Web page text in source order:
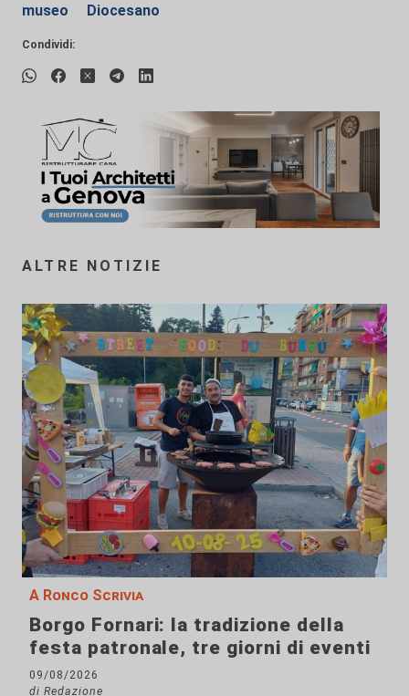
museo
Diocesano
Condividi:
ALTRE NOTIZIE
A Ronco Scrivia
Borgo Fornari: la tradizione della
festa patronale, tre giorni di eventi
09/08/2026
di Redazione